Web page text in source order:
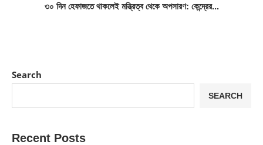
৩০ দিন হেফাজতে থাকলেই মন্ত্রিত্ব থেকে অপসারণ: কেন্দ্রের...
Search
SEARCH
Recent Posts